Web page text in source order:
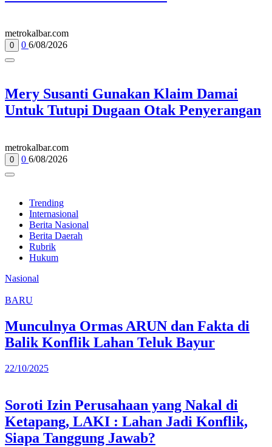
metrokalbar.com
0 0 6/08/2026
Mery Susanti Gunakan Klaim Damai
Untuk Tutupi Dugaan Otak Penyerangan
metrokalbar.com
0 0 6/08/2026
Trending
Internasional
Berita Nasional
Berita Daerah
Rubrik
Hukum
Nasional
BARU
Munculnya Ormas ARUN dan Fakta di
Balik Konflik Lahan Teluk Bayur
22/10/2025
Soroti Izin Perusahaan yang Nakal di
Ketapang, LAKI : Lahan Jadi Konflik,
Siapa Tanggung Jawab?